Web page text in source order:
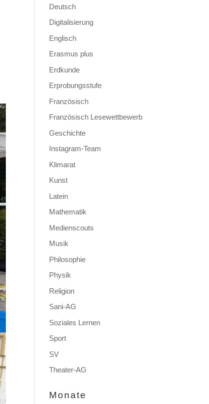
Deutsch
Digitalisierung
Englisch
Erasmus plus
Erdkunde
Erprobungsstufe
Französisch
Französisch Lesewettbewerb
Geschichte
Instagram-Team
Klimarat
Kunst
Latein
Mathematik
Medienscouts
Musik
Philosophie
Physik
Religion
Sani-AG
Soziales Lernen
Sport
SV
Theater-AG
Monate